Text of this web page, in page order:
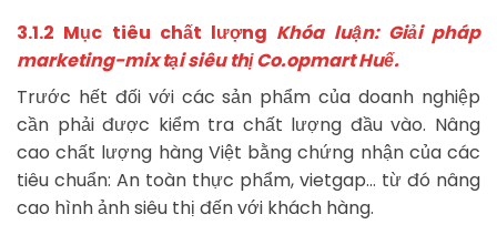
3.1.2 Mục tiêu chất lượng Khóa luận: Giải pháp
marketing-mix tại siêu thị Co.opmart Huế.
Trước hết đối với các sản phẩm của doanh nghiệp
cần phải được kiểm tra chất lượng đầu vào. Nâng
cao chất lượng hàng Việt bằng chứng nhận của các
tiêu chuẩn: An toàn thực phẩm, vietgap… từ đó nâng
cao hình ảnh siêu thị đến với khách hàng.